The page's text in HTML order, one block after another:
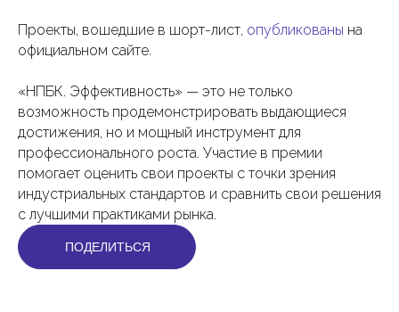
Проекты, вошедшие в шорт-лист, опубликованы на
официальном сайте.
«НПБК. Эффективность» — это не только
возможность продемонстрировать выдающиеся
достижения, но и мощный инструмент для
профессионального роста. Участие в премии
помогает оценить свои проекты с точки зрения
индустриальных стандартов и сравнить свои решения
с лучшими практиками рынка.
ПОДЕЛИТЬСЯ